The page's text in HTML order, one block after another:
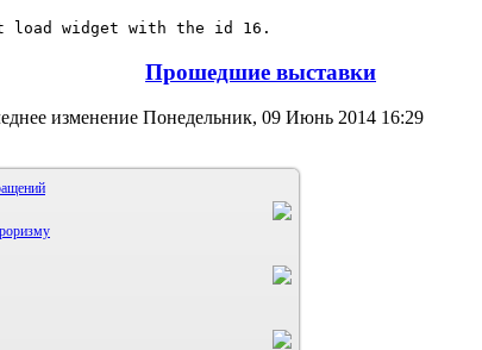
load widget with the id 16.
Прошедшие выставки
изменение Понедельник, 09 Июнь 2014 16:29